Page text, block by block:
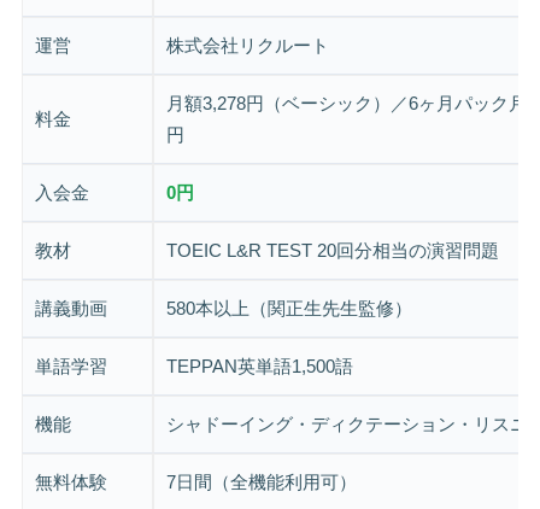
運営 株式会社リクルート
料金
月額3,278円（ベーシック）／6ヶ月パック月
円
入会金 0円
教材 TOEIC L&R TEST 20回分相当の演習問題
講義動画 580本以上（関正生先生監修）
単語学習 TEPPAN英単語1,500語
機能 シャドーイング・ディクテーション・リスニ
無料体験 7日間（全機能利用可）